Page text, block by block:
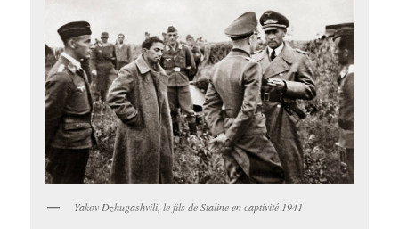
Yakov Dzhugashvili, le fils de Staline en captivité 1941